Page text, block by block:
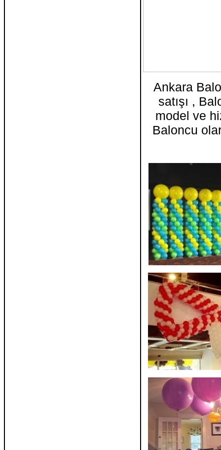
Ankara
satışı ,
model ve
Baloncu